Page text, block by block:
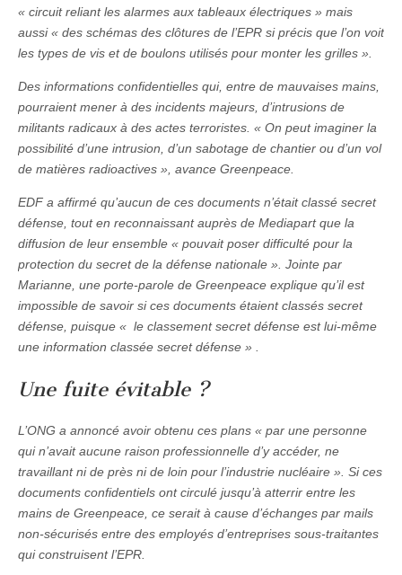
« circuit reliant les alarmes aux tableaux électriques » mais
aussi « des schémas des clôtures de l’EPR si précis que l’on voit
les types de vis et de boulons utilisés pour monter les grilles ».
Des informations confidentielles qui, entre de mauvaises mains,
pourraient mener à des incidents majeurs, d’intrusions de
militants radicaux à des actes terroristes. « On peut imaginer la
possibilité d’une intrusion, d’un sabotage de chantier ou d’un vol
de matières radioactives », avance Greenpeace.
EDF a affirmé qu’aucun de ces documents n’était classé secret
défense, tout en reconnaissant auprès de Mediapartque la
diffusion de leur ensemble « pouvait poser difficulté pour la
protection du secret de la défense nationale ». Jointe par
Marianne, une porte-parole de Greenpeace explique qu’il est
impossible de savoir si ces documents étaient classés secret
défense, puisque « le classement secret défense est lui-même
une information classée secret défense » .
Une fuite évitable ?
L’ONG a annoncé avoir obtenu ces plans « par une personne
qui n’avait aucune raison professionnelle d’y accéder, ne
travaillant ni de près ni de loin pour l’industrie nucléaire ». Si ces
documents confidentiels ont circulé jusqu’à atterrir entre les
mains de Greenpeace , ce serait à cause d’échanges par mails
non-sécurisés entre des employés d’entreprises sous-traitantes
qui construisent l’EPR.